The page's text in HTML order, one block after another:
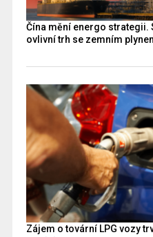
Čína mění energo strategii.
ovlivní trh se zemním
Zájem o tovární LPG vozy